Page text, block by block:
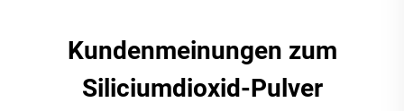
Kundenmeinungen zum
Siliciumdioxid-Pulver